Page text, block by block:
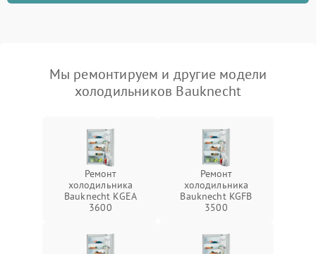
Мы ремонтируем и другие модели
холодильников Bauknecht
Ремонт
холодильника
Bauknecht KGEA
3600
Ремонт
холодильника
Bauknecht KGFB
3500